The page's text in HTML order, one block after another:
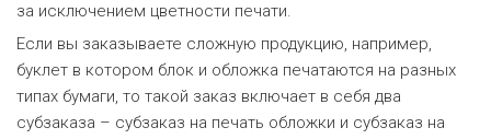
за исключением цветности печати.
Если вы заказываете сложную продукцию, например,
буклет в котором блок и обложка печатаются на разных
типах бумаги, то такой заказ включает в себя два
субзаказа – субзаказ на печать обложки и субзаказ на